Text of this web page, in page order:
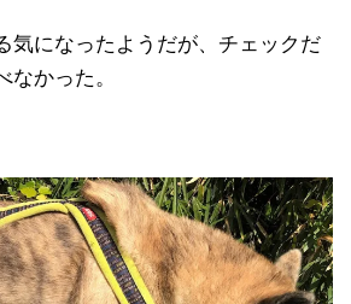
気になったようだが、チェックだ
なかった。